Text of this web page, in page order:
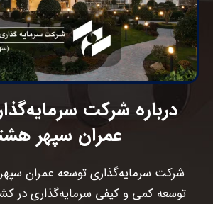
درباره شرکت
عمران سپهر
شرکت سرمایه‌گذاری توسعه عمران